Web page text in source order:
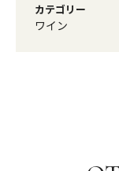
カテゴリー
ワイン